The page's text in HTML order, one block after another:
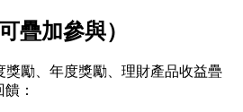
疊加參與）
獎勵、年度獎勵、理財產品收益疊
：